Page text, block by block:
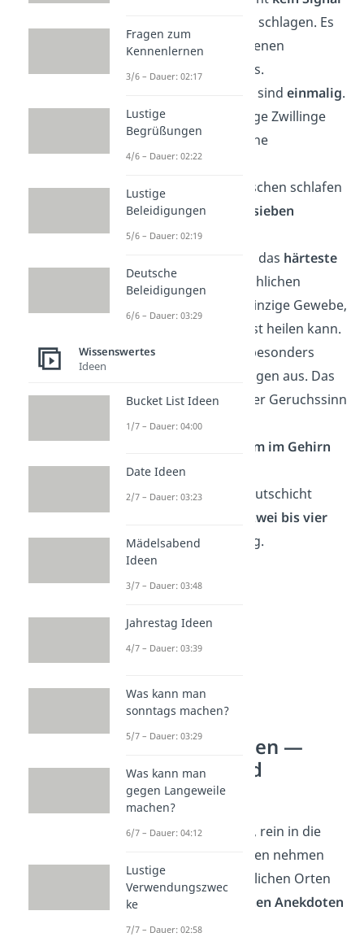
um zu schlagen. Es
erzeugt seinen eigenen
elektrischen Impuls.
🖐️ Fingerabdrücke sindeinmalig.
Nicht einmal eineiige Zwillinge
teilen sich identische
Fingerabdrücke.
😴 Gesunde Menschen schlafen
im Schnitt in etwa
sieben
Minutenein.
🦷 Zahnschmelz ist das härteste
Material
im menschlichen
Körper, aber das einzige Gewebe,
das sich nicht selbst heilen kann.
👃 Gerüche lösen besonders
lebhafte Erinnerungen aus. Das
liegt daran, dass der Geruchssinn
direkt mit dem
Gedächtniszentrum im Gehirn
verbunden ist.
🔁 Die äußerste Hautschicht
zwei bis vier
Wochenvollständig.
Unnützes Wissen —
Geschichte und
Geografie
Raus aus Deutschland, rein in die
. Diese Fakten nehmen
dich mit zu ungewöhnlichen Orten
und kleinen
historischen Anekdoten
aus aller Welt:
Fragen zum
Kennenlernen
3/6 – Dauer: 02:17
Lustige
Begrüßungen
4/6 – Dauer: 02:22
Lustige
Beleidigungen
5/6 – Dauer: 02:19
Deutsche
Beleidigungen
6/6 – Dauer: 03:29
Wissenswertes
Ideen
Bucket List Ideen
1/7 – Dauer: 04:00
Date Ideen
2/7 – Dauer: 03:23
Mädelsabend
Ideen
3/7 – Dauer: 03:48
Jahrestag Ideen
4/7 – Dauer: 03:39
Was kann man
sonntags machen?
5/7 – Dauer: 03:29
Was kann man
gegen Langeweile
machen?
6/7 – Dauer: 04:12
Lustige
Verwendungszwec
ke
7/7 – Dauer: 02:58